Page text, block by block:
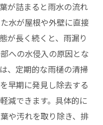
が詰まると雨水の流れ
水が屋根や外壁に直接
が長く続くと、雨漏り
への水侵入の原因とな
、定期的な雨樋の清掃
早期に発見し除去する
減できます。具体的に
や汚れを取り除き、排